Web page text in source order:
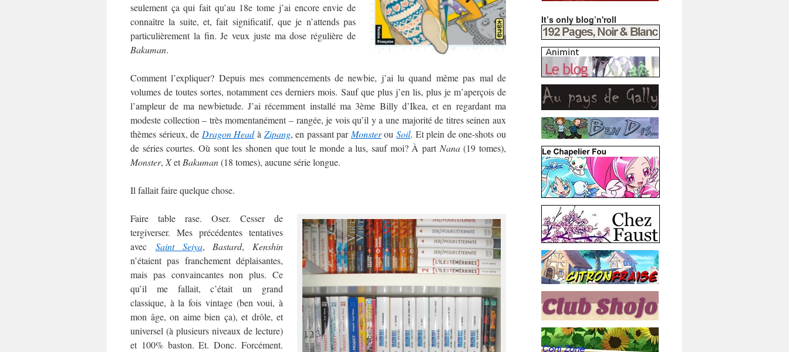
seulement ça qui fait qu’au 18e tome j’ai encore envie de
connaître la suite, et, fait significatif, que je n’attends pas
particulièrement la fin. Je veux juste ma dose régulière de
Bakuman.
Comment l’expliquer? Depuis mes commencements de newbie, j’ai lu quand même pas mal de
volumes de toutes sortes, notamment ces derniers mois. Sauf que plus j’en lis, plus je m’aperçois de
l’ampleur de ma newbietude. J’ai récemment installé ma 3ème Billy d’Ikea, et en regardant ma
modeste collection – très momentanément – rangée, je vois qu’il y a une majorité de titres seinen aux
thèmes sérieux, de Dragon Headà Zipang, en passant par MonsterouSoil. Et plein de one-shots ou
de séries courtes. Où sont les shonen que tout le monde a lus, sauf moi? À part Nana(19 tomes),
Monster, XetBakuman(18 tomes), aucune série longue.
Il fallait faire quelque chose.
Faire table rase. Oser. Cesser de
tergiverser. Mes précédentes tentatives
avec Saint Seiya, Bastard, Kenshin
n’étaient pas franchement déplaisantes,
mais pas convaincantes non plus. Ce
qu’il me fallait, c’était un grand
classique, à la fois vintage (ben voui, à
mon âge, on aime bien ça), et drôle, et
universel (à plusieurs niveaux de lecture)
et 100% baston. Et. Donc. Forcément.
It’s only blog’n'roll